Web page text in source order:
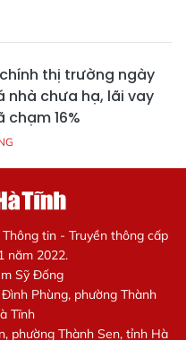
thị trường ngày
nhà chưa hạ, lãi vay
chạm 16%
tin - Truyền thông cấp
năm 2022.
Sỹ Đống
Phùng, phường Thành
Tĩnh
phường Thành Sen, tỉnh Hà